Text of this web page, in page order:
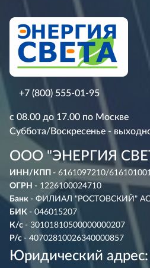
+7 (800) 555-01-95
с 08.00 до 17.00 по Москве
Суббота/Воскресенье -
ООО "ЭНЕРГИЯ
ИНН/КПП - 6161097210/
ОГРН - 1226100024710
Банк - ФИЛИАЛ "РОСТОВСКИЙ"
БИК - 046015207
К/с - 30101810500000000207
Р/с - 40702810026340000857
Юридический адрес: